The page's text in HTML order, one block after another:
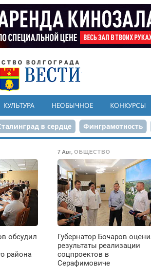
КУЛЬТУРА НЕОБЫЧНОЕ КОНКУРСЫ
в сердце Финграмотность
Парк Героев-летчиков
обсудил
района
7 Авг, ОБЩЕСТВО
Губернатор Бочаров
результаты реализации
соцпроектов в
Серафимовиче